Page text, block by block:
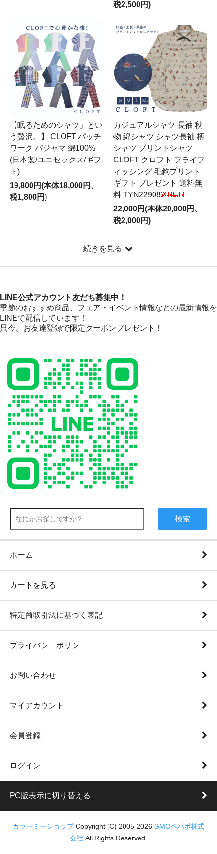
税2,500円)
【眠るためのシャツ」とい
う贅沢。】 CLOFT パッチ
ワーク パジャマ 綿100%
(日本製/ユニセックス/ギフ
ト)
19,800円(本体18,000円、
税1,800円)
カジュアルシャツ 長袖 秋
物 綿シャツ シャツ長袖 柄
シャツ プリントシャツ
CLOFT クロフト フライフ
ィッシング 毛鉤プリント
ギフト プレゼント 送料無
料 TYN22908
22,000円(本体20,000円、
税2,000円)
続きを見る
LINE公式アカウント友だち募集中！
季節のおすすめ商品、フェア・イベント情報などの最新情報を
LINEで配信しています！
只今、お友達登録で限定クーポンプレゼント！
検索
ホーム
カートを見る
特定商取引法に基づく表記
プライバシーポリシー
お問い合わせ
マイアカウント
会員登録
ログイン
PC版表示に切り替える
カラーミーショップ Copyright (C) 2005-2026 GMOペパボ株式
会社 All Rights Reserved.